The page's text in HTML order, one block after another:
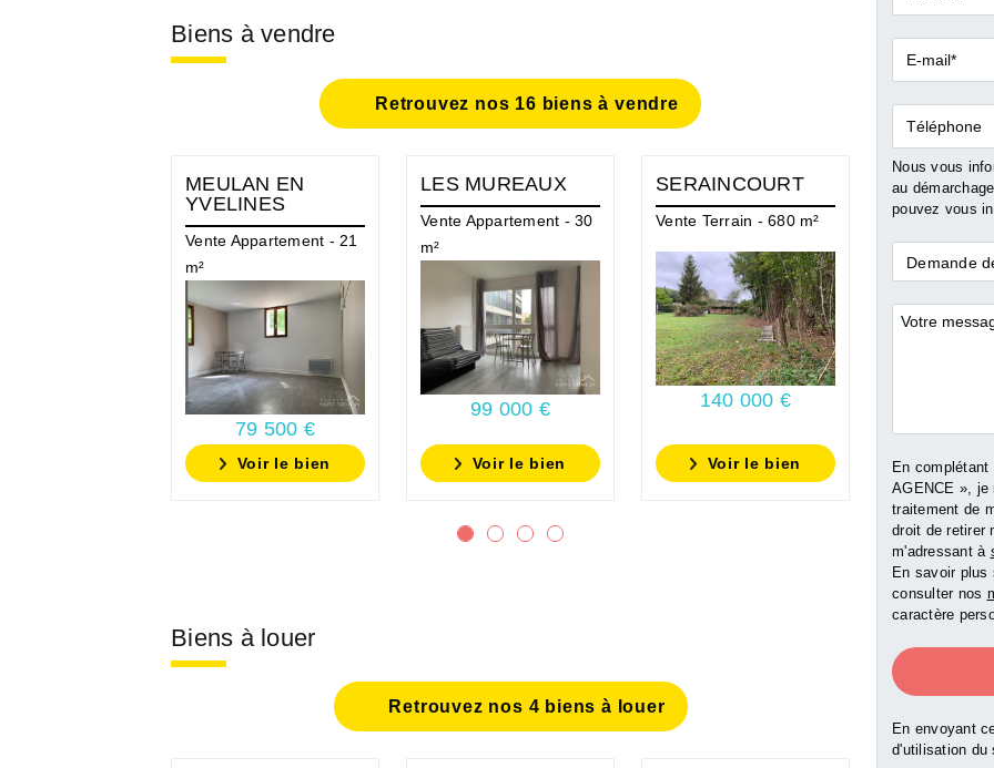
Biens à vendre
Retrouvez nos 16 biens à vendre
MEULAN EN
YVELINES
Vente Appartement - 21
m²
79 500 €
Voir le bien
LES MUREAUX
Vente Appartement - 30
m²
99 000 €
Voir le bien
SERAINCOURT
Vente Terrain - 680 m²
140 000 €
Voir le bien
MEULAN
YVELINES
Vente Local
Professionnel
175
Voir
Biens à louer
Retrouvez nos 4 biens à louer
E-
mail*
Téléphone
Nous vous
au
pouvez vous
Demande
*
Demande
En complétant
AGENCE », je
traitement de
droit de retirer
m'adressant à
En savoir plus
consulter nos
caractère
En envoyant
d'utilisation du